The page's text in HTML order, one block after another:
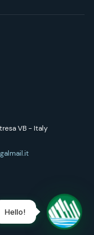
VB - Italy